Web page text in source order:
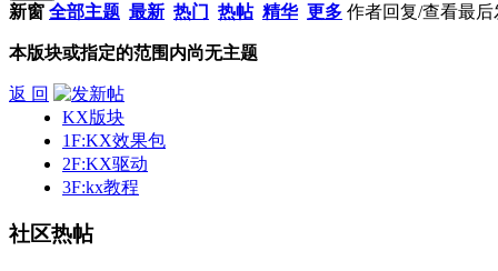
新窗 全部主题 最新 热门 热帖 精华 更多 作者回复/查看最后
本版块或指定的范围内尚无主题
返 回
KX版块
1F:KX效果包
2F:KX驱动
3F:kx教程
社区热帖